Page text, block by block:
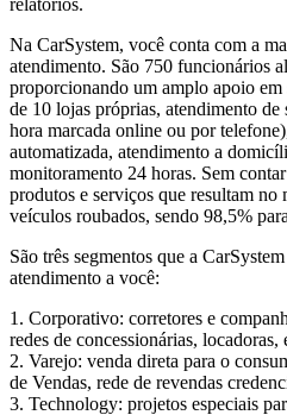
Na CarSystem, você conta com a
atendimento. São 750 funcionários
proporcionando um amplo apoio em
de 10 lojas próprias, atendimento de
hora marcada online ou por
automatizada, atendimento a
monitoramento 24 horas. Sem
produtos e serviços que resultam no
veículos roubados, sendo 98,5%
São três segmentos que a
atendimento a você:
1. Corporativo: corretores e
redes de concessionárias, locadoras,
2. Varejo: venda direta para o
de Vendas, rede de revendas
3. Technology: projetos especiais